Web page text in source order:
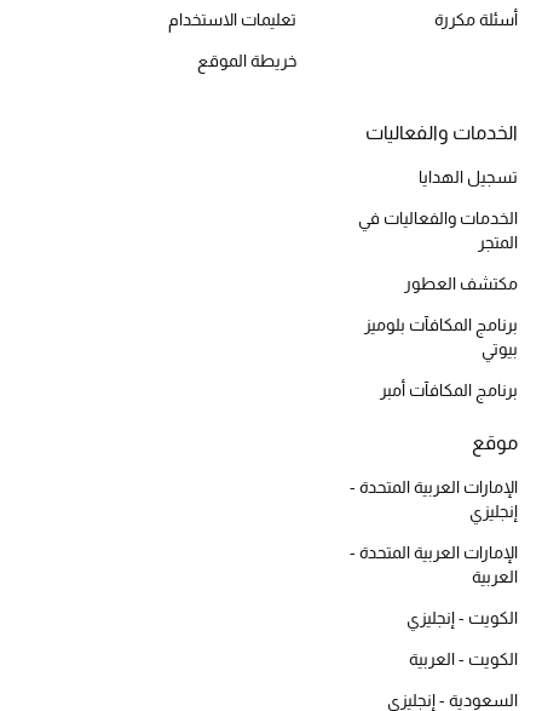
جميع الحقائب النسائية
موضة نسائية
الموسم الجديد
دليل ملتزمات الحقائب
حقائب رجالية
أبرز المصممين
أسئلة مكررة تعليمات الاستخدام
خريطة الموقع
الخدمات والفعاليات
تسجيل الهدايا
الخدمات والفعاليات في
المتجر
مكتشف العطور
برنامج المكافآت بلوميز
بيوتي
برنامج المكافآت أمبر
موقع
الإمارات العربية المتحدة -
إنجليزي
الإمارات العربية المتحدة -
العربية
الكويت - إنجليزي
الكويت - العربية
السعودية - إنجليزي